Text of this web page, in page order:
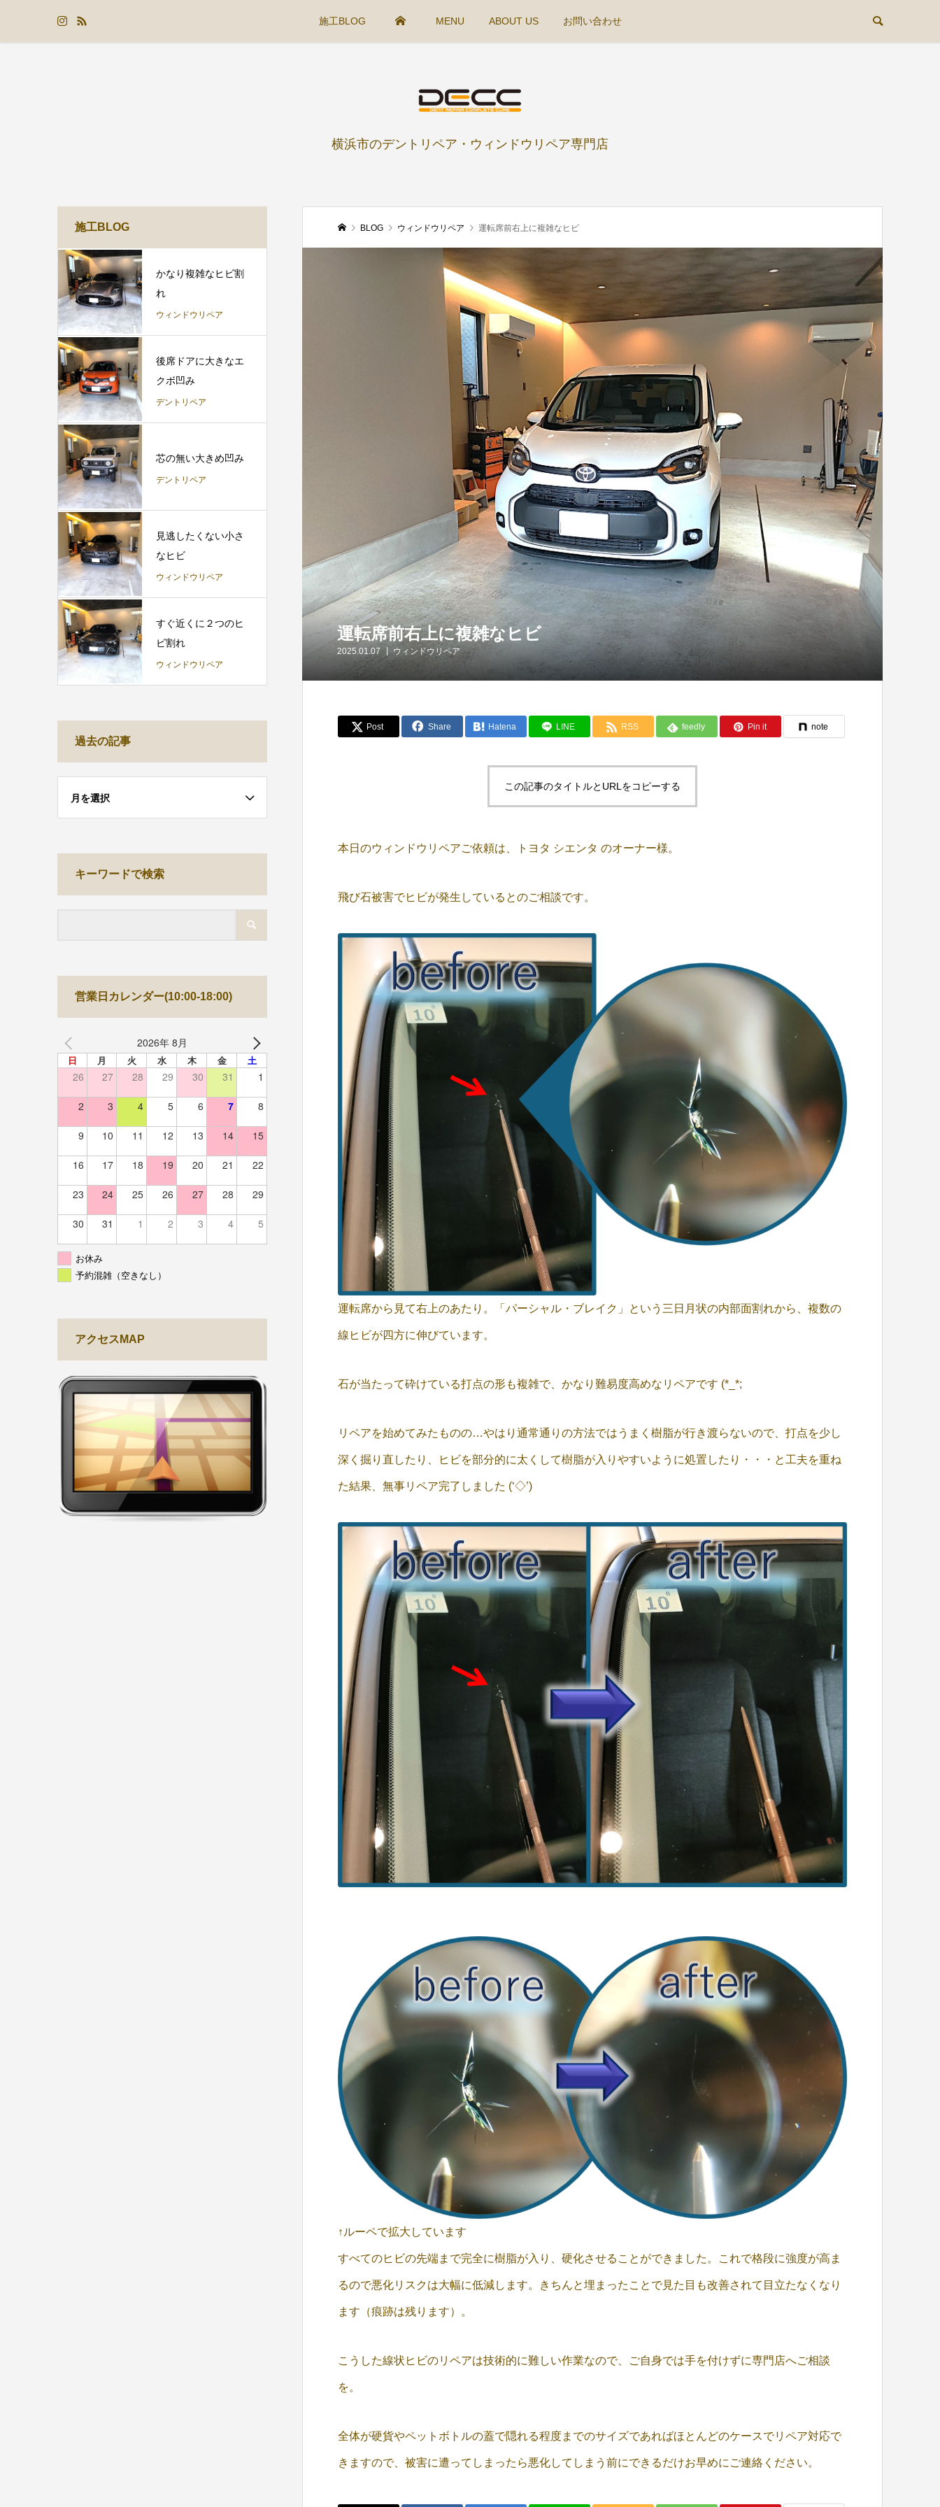
施工BLOG MENU ABOUT US お問い合わせ
横浜市のデントリペア・ウィンドウリペア専門店
BLOG ウィンドウリペア 運転席前右上に複雑なヒビ
運転席前右上に複雑なヒビ
2025.01.07 ウィンドウリペア
Post Share Hatena LINE RSS feedly Pin it note
この記事のタイトルとURLをコピーする
本日のウィンドウリペアご依頼は、トヨタ シエンタ のオーナー様。
飛び石被害でヒビが発生しているとのご相談です。
運転席から見て右上のあたり。「パーシャル・ブレイク」という三日月状の内部面割れから、複数の
線ヒビが四方に伸びています。
石が当たって砕けている打点の形も複雑で、かなり難易度高めなリペアです (*_*;
リペアを始めてみたものの…やはり通常通りの方法ではうまく樹脂が行き渡らないので、打点を少し
深く掘り直したり、ヒビを部分的に太くして樹脂が入りやすいように処置したり・・・と工夫を重ね
た結果、無事リペア完了しました (‘◇’)ゞ
↑ルーペで拡大しています
すべてのヒビの先端まで完全に樹脂が入り、硬化させることができました。これで格段に強度が高ま
るので悪化リスクは大幅に低減します。きちんと埋まったことで見た目も改善されて目立たなくなり
ます（痕跡は残ります）。
こうした線状ヒビのリペアは技術的に難しい作業なので、ご自身では手を付けずに専門店へご相談
を。
全体が硬貨やペットボトルの蓋で隠れる程度までのサイズであればほとんどのケースでリペア対応で
きますので、被害に遭ってしまったら悪化してしまう前にできるだけお早めにご連絡ください。
施工BLOG
かなり複雑なヒビ割
れ
ウィンドウリペア
後席ドアに大きなエ
クボ凹み
デントリペア
芯の無い大きめ凹み
デントリペア
見逃したくない小さ
なヒビ
ウィンドウリペア
すぐ近くに２つのヒ
ビ割れ
ウィンドウリペア
過去の記事
月を選択
キーワードで検索
営業日カレンダー(10:00-18:00)
2026年 8月
日 月 火 水 木 金 土
26 27 28 29 30 31 1
2 3 4 5 6 7 8
9 10 11 12 13 14 15
16 17 18 19 20 21 22
23 24 25 26 27 28 29
30 31 1 2 3 4 5
お休み
予約混雑（空きなし）
アクセスMAP